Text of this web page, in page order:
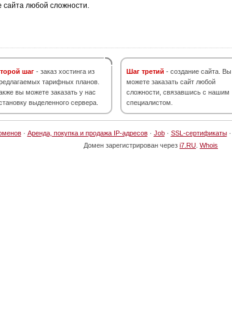
сайта любой сложности.
шаг - заказ хостинга из
тарифных планов.
вы можете заказать у нас
выделенного сервера.
Шаг третий - создание сайта. Вы
можете заказать сайт любой
сложности, связавшись с нашим
специалистом.
· Аренда, покупка и продажа IP-адресов· Job· SSL-сертификаты·
Домен зарегистрирован через i7.RU Whois